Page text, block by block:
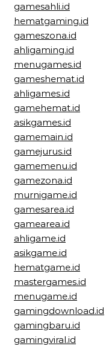
gamesahli.id
hematgaming.id
gameszona.id
ahligaming.id
menugames.id
gameshemat.id
ahligames.id
gamehemat.id
asikgames.id
gamemain.id
gamejurus.id
gamemenu.id
gamezona.id
murnigame.id
gamesarea.id
gamearea.id
ahligame.id
asikgame.id
hematgame.id
mastergames.id
menugame.id
gamingdownload.id
gamingbaru.id
gamingviral.id